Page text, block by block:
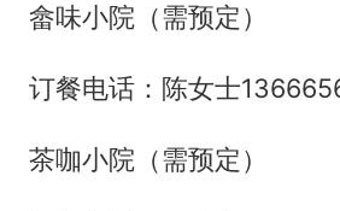
畲味小院（需预定）
订餐电话：陈女士
茶咖小院（需预定）